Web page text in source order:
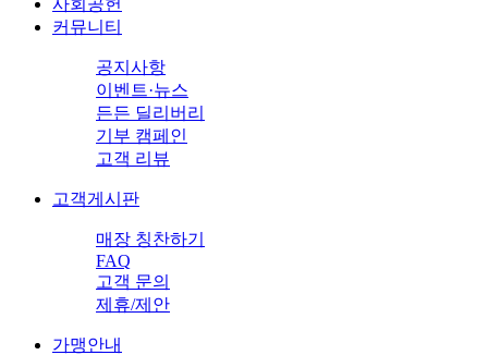
커뮤니티
공지사항
이벤트·뉴스
든든 딜리버리
기부 캠페인
고객 리뷰
고객게시판
매장 칭찬하기
FAQ
고객 문의
제휴/제안
가맹안내